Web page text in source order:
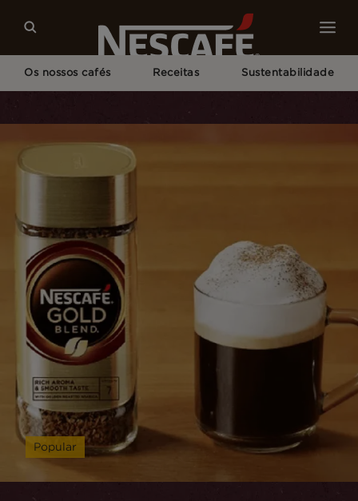
Os nossos cafés Receitas Sustentabilidade
Popular